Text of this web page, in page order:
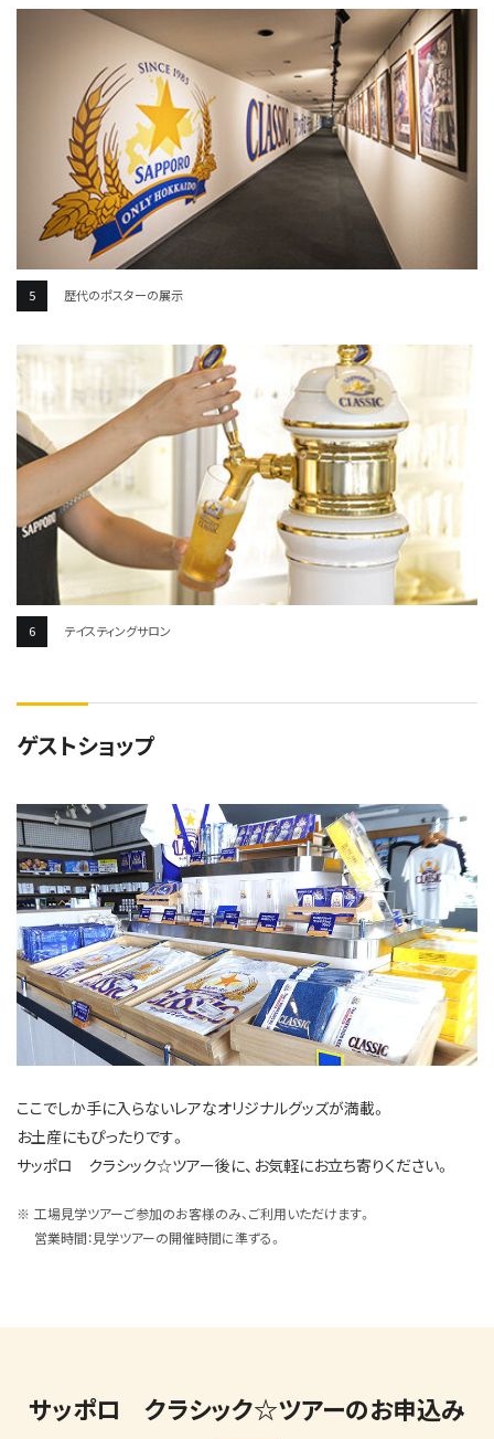
歴代のポスターの展示
テイスティングサロン
ゲストショップ
ここでしか手に入らないレアなオリジナルグッズが満載。
お土産にもぴったりです。
サッポロ クラシック☆ツアー後に、お気軽にお立ち寄りください。
工場見学ツアーご参加のお客様のみ、ご利用いただけます。
営業時間：見学ツアーの開催時間に準ずる。
サッポロ クラシック☆ツアーのお申込み